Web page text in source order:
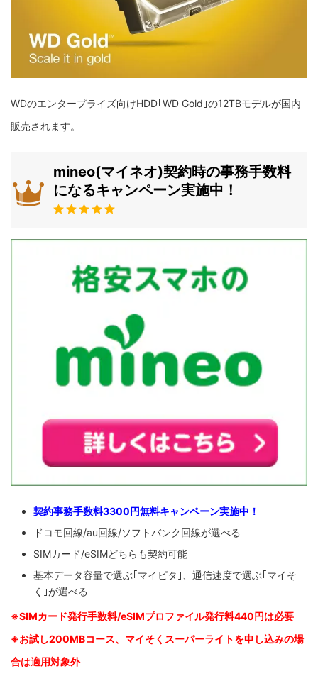
WDのエンタープライズ向けHDD｢WD Gold｣の12TBモデルが国内
販売されます。
mineo(マイネオ)契約時の事務手数料
になるキャンペーン実施中！
契約事務手数料3300円無料キャンペーン実施中！
ドコモ回線/au回線/ソフトバンク回線が選べる
SIMカード/eSIMどちらも契約可能
基本データ容量で選ぶ｢マイピタ｣、通信速度で選ぶ｢マイそ
く｣が選べる
※SIMカード発行手数料/eSIMプロファイル発行料440円は必要
※お試し200MBコース、マイそくスーパーライトを申し込みの場
合は適用対象外